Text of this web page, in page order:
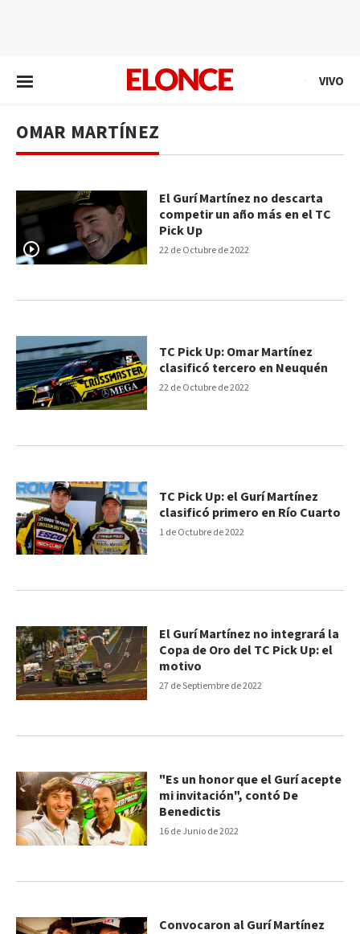
VIVO
OMAR MARTÍNEZ
22 de Octubre de 2022
El Gurí Martínez no descarta
competir un año más en el TC
Pick Up
22 de Octubre de 2022
TC Pick Up: Omar Martínez
clasificó tercero en Neuquén
1 de Octubre de 2022
TC Pick Up: el Gurí Martínez
clasificó primero en Río Cuarto
27 de Septiembre de 2022
El Gurí Martínez no integrará la
Copa de Oro del TC Pick Up: el
motivo
16 de Junio de 2022
"Es un honor que el Gurí acepte
mi invitación", contó De
Benedictis
Convocaron al Gurí Martínez